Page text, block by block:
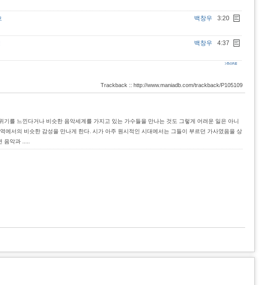
백창우 3:20
백창우 4:37
Trackback :: http://www.maniadb.com/trackback/P105109
를 느낀다거나 비슷한 음악세계를 가지고 있는 가수들을 만나는 것도 그렇게 어려운 일은 아니
서의 비슷한 감성을 만나게 한다. 시가 아주 원시적인 시대에서는 그들이 부르던 가사였음을 상
악과 .....